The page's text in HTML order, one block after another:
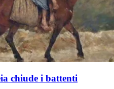
chiude i battenti